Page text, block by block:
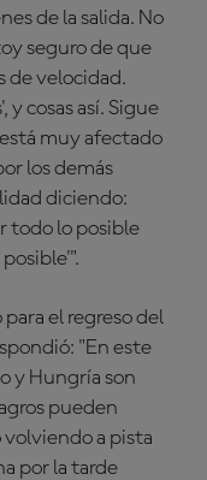
de la salida. No
seguro de que
de velocidad.
cosas así. Sigue
muy afectado
los demás
diciendo:
todo lo posible
el regreso del
"En este
y Hungría son
pueden
volviendo a pista
por la tarde